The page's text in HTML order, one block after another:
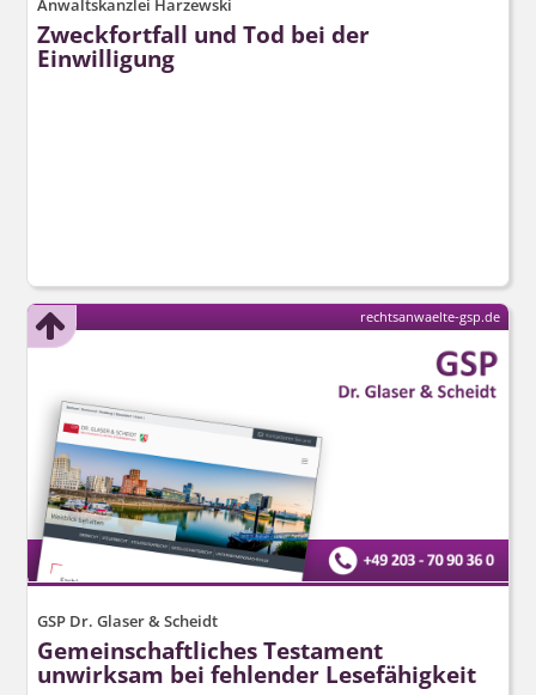
Anwaltskanzlei Harzewski
Zweckfortfall und Tod bei der
Einwilligung
GSP Dr. Glaser & Scheidt
Gemeinschaftliches Testament
unwirksam bei fehlender Lesefähigkeit
rechtsanwaelte-gsp.de